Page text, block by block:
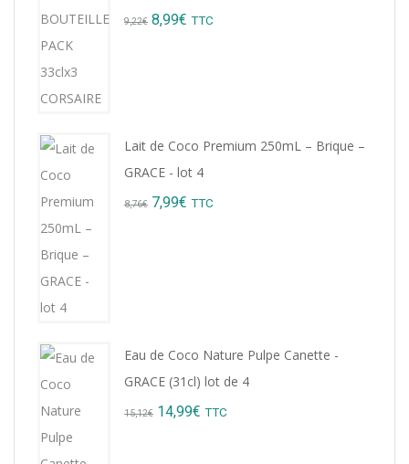
9,22€ Original
8,99€ Current
TTC
Lait de Coco Premium 250mL – Brique –
GRACE - lot 4
8,76€ Original
7,99€ Current
TTC
Eau de Coco Nature Pulpe Canette -
GRACE (31cl) lot de 4
15,12€ Original
14,99€ Current
TTC